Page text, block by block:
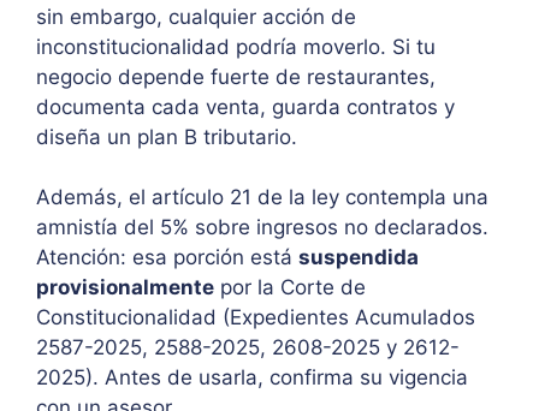
sin embargo, cualquier acción de
inconstitucionalidad podría moverlo. Si tu
negocio depende fuerte de restaurantes,
documenta cada venta, guarda contratos y
diseña un plan B tributario.
Además, el artículo 21 de la ley contempla una
amnistía del 5% sobre ingresos no declarados.
Atención: esa porción está suspendida
provisionalmente por la Corte de
Constitucionalidad (Expedientes Acumulados
2587-2025, 2588-2025, 2608-2025 y 2612-
2025). Antes de usarla, confirma su vigencia